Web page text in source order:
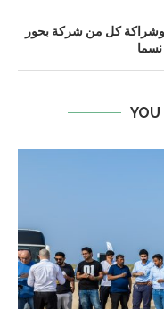
وشراكة كل من شركة بحور
YOU